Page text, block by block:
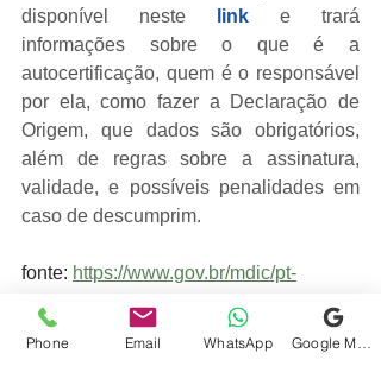
disponível neste
link e trará
informações sobre o que é a
autocertificação, quem é o responsável
por ela, como fazer a Declaração de
Origem, que dados são obrigatórios,
além de regras sobre a assinatura,
validade, e possíveis penalidades em
caso de descumprim.
fonte: https://www.gov.br/mdic/pt-
c-lanca-guia-para-orientar-exportador-a-
emitir-autocertificacao-de-origem
Phone Email WhatsApp